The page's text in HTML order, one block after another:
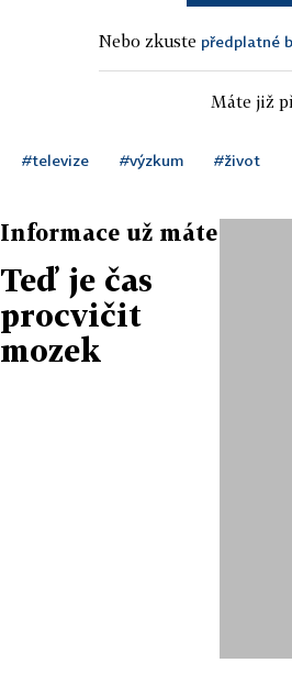
Nebo zkuste předplatné
Máte již
#televize #výzkum #život
Informace už máte
Teď je čas
procvičit
mozek